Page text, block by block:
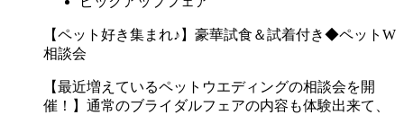
【ペット好き集まれ♪】豪華試食＆試着付き◆ペットW
相談会
【最近増えているペットウエディングの相談会を開
催！】通常のブライダルフェアの内容も体験出来て、